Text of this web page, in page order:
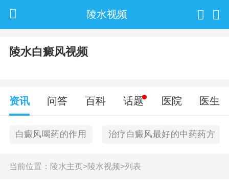
陵水视频
陵水白癜风视频
资讯 问答 百科 话题 医院 医生
白癜风喝药的作用 治疗白癜风最好的中药药方
当前位置： 陵水主页>陵水视频>列表